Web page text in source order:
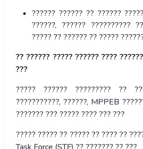
?????? ?????? ?? ??????
??????, ?????? ??????????
????? ?? ?????? ?? ?????
?? ?????? ????? ?????? ????
???
????? ?????? ????????? ??
???????????, ??????, MPPEB
??????? ??? ????? ???? ??? ???
????? ????? ?? ????? ?? ???? ??